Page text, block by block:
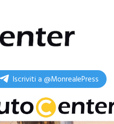
Iscriviti a @MonrealePress